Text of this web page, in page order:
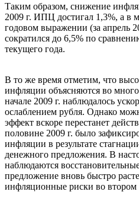
Таким образом, снижение
2009 г. ИПЦ достигал 1,3%, а в
годовом выражении (за апрель
сократился до 6,5% по
текущего года.
В то же время отметим, что
инфляции объясняются во
начале 2009 г. наблюдалось
ослаблением рубля. Однако
эффект вскоре перестанет
половине 2009 г. было
инфляции в результате
денежного предложения. В
наблюдаются
предложение вновь быстро
инфляционные риски во втором